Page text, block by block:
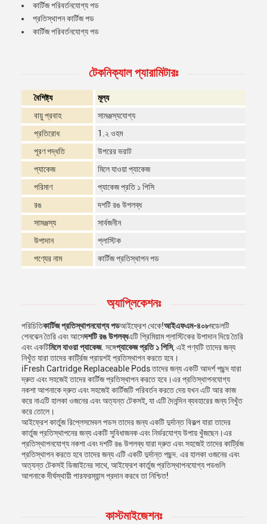
কার্টিজ পরিবর্তনযোগ্য পড
প্রতিস্থাপন কার্টিজ পড
কার্টিজ পরিবর্তনযোগ্য পড
টেকনিক্যাল প্যারামিটারঃ
বৈশিষ্ট্য
মূল্য
বায়ু প্রবাহ
সামঞ্জস্যযোগ্য
প্রতিরোধ
1.২ ওহম
পূরণ পদ্ধতি
উপরের ভরাট
প্যাকেজ
মিলে যাওয়া প্যাকেজ
পরিমাণ
প্যাকেজ প্রতি ১ পিসি
রঙ
দশটি রঙ উপলব্ধ
সামঞ্জস্য
সার্বজনীন
উপাদান
প্লাস্টিক
পণ্যের নাম
কার্টিজ প্রতিস্থাপন পড
অ্যাপ্লিকেশনঃ
পরিচিতিকার্টিজ প্রতিস্থাপনযোগ্য পডআইফ্রেশ থেকে!আইএফএম-৪০৮মডেলটি
শেনঝেন তৈরি এবং আসেদশটি রঙ উপলব্ধএটি প্রিমিয়াম প্লাস্টিকের উপাদান দিয়ে তৈরি
এবং একটিমিলে যাওয়া প্যাকেজ. সঙ্গেপ্যাকেজ প্রতি ১ পিসি, এই পণ্যটি তাদের জন্য
নিখুঁত যারা তাদের কার্ট্রিজ প্রায়শই প্রতিস্থাপন করতে হবে।
iFresh Cartridge Replaceable Pods তাদের জন্য একটি আদর্শ পছন্দ যারা
দ্রুত এবং সহজেই তাদের কার্টিজ প্রতিস্থাপন করতে হবে।এর প্রতিস্থাপনযোগ্য
নকশা আপনাকে দ্রুত এবং সহজেই কার্টিজটি পরিবর্তন করতে দেয় যখন এটি আর কাজ
করে নাএটি হালকা ওজনের এবং অত্যন্ত টেকসই, যা এটি দৈনন্দিন ব্যবহারের জন্য নিখুঁত
করে তোলে।
আইফ্রেশ কার্তুজ রিপ্লেসমেবল পডস তাদের জন্য একটি দুর্দান্ত বিকল্প যারা তাদের
কার্তুজ প্রতিস্থাপনের জন্য একটি সুবিধাজনক এবং নির্ভরযোগ্য উপায় খুঁজছেন।এর
প্রতিস্থাপনযোগ্য নকশা এবং দশটি রঙ উপলব্ধ যারা দ্রুত এবং সহজেই তাদের কার্ট্রিজ
প্রতিস্থাপন করতে হবে তাদের জন্য এটি একটি দুর্দান্ত পছন্দ. এর হালকা ওজনের এবং
অত্যন্ত টেকসই ডিজাইনের সাথে, আইফ্রেশ কার্তুজ প্রতিস্থাপনযোগ্য পডগুলি
আপনাকে দীর্ঘস্থায়ী পারফরম্যান্স প্রদান করবে তা নিশ্চিত!
কাস্টমাইজেশনঃ